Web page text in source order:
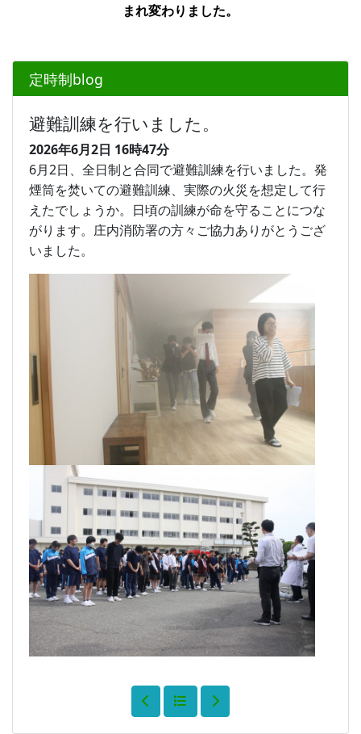
まれ変わりました。
定時制blog
避難訓練を行いました。
2026年6月2日 16時47分
6月2日、全日制と合同で避難訓練を行いました。発
煙筒を焚いての避難訓練、実際の火災を想定して行
えたでしょうか。日頃の訓練が命を守ることにつな
がります。庄内消防署の方々ご協力ありがとうござ
いました。